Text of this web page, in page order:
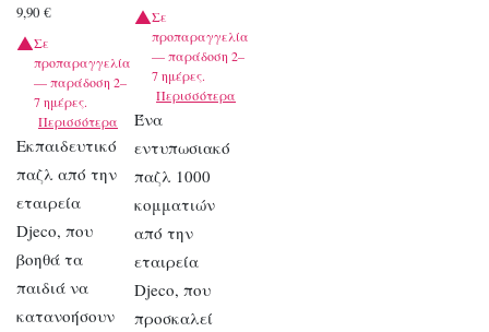
9,90 €
Σε
προπαραγγελία
— παράδοση 2–
7 ημέρες.
Περισσότερα
Εκπαιδευτικό
παζλ από την
εταιρεία
Djeco, που
βοηθά τα
παιδιά να
κατανοήσουν
Σε
προπαραγγελία
— παράδοση 2–
7 ημέρες.
Περισσότερα
Ένα
εντυπωσιακό
παζλ 1000
κομματιών
από την
εταιρεία
Djeco, που
προσκαλεί